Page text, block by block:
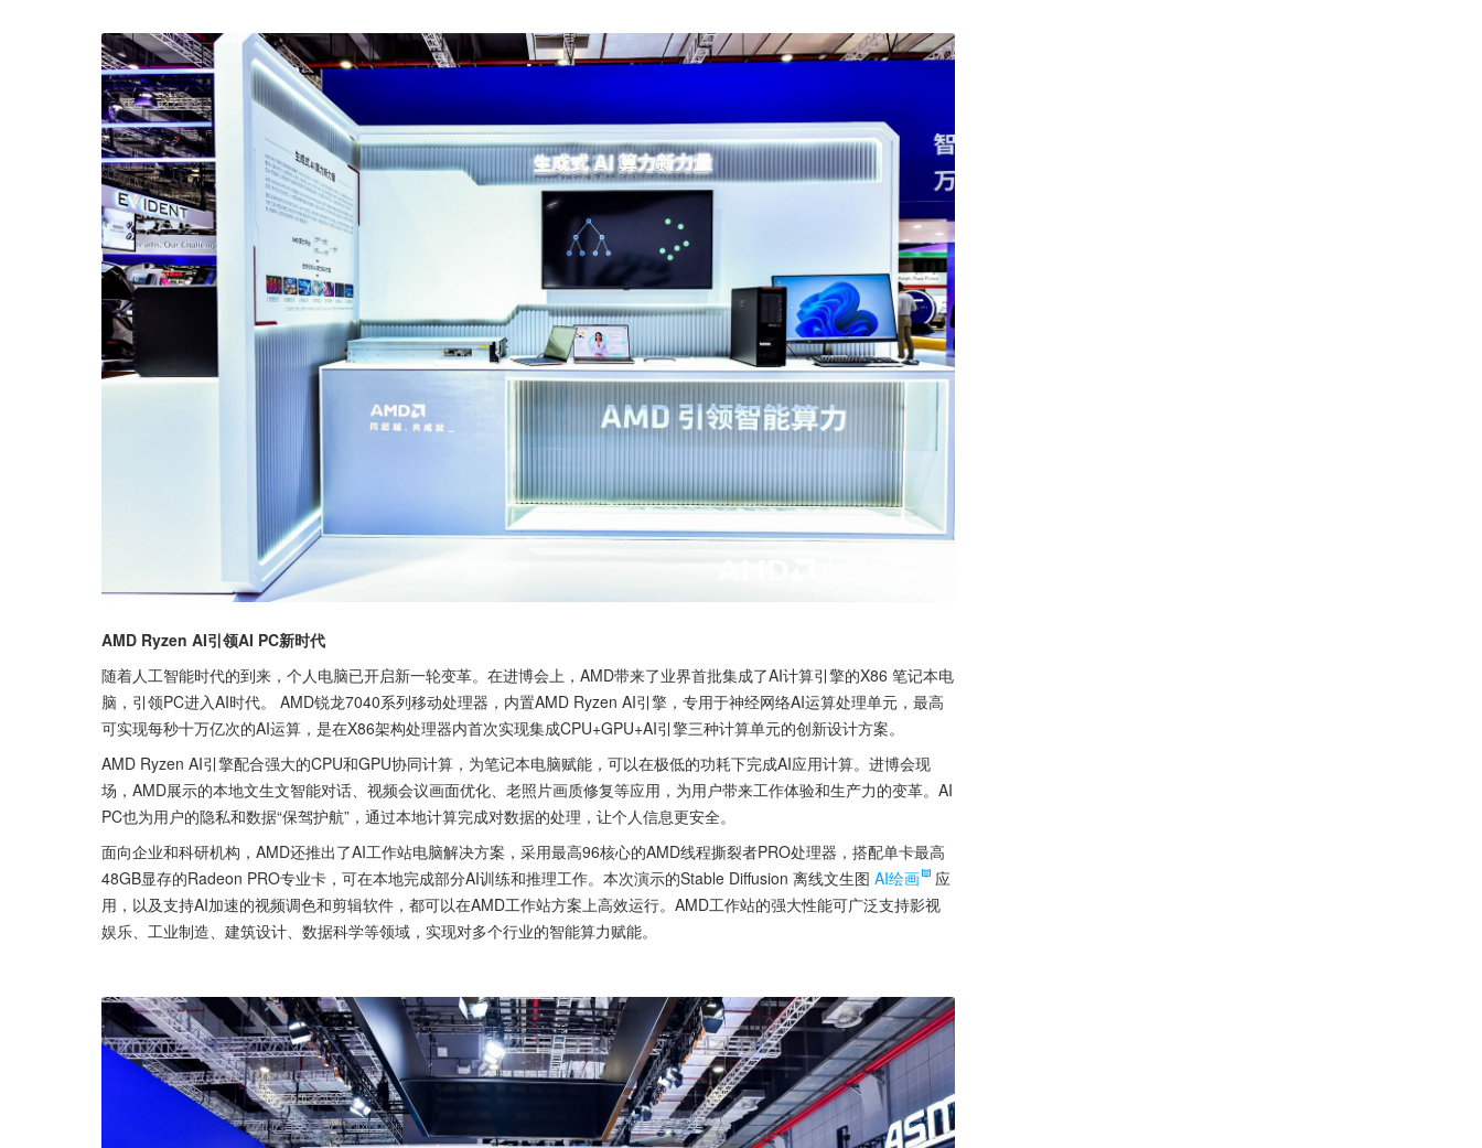
AMD Ryzen AI引领AI PC新时代
随着人工智能时代的到来，个人电脑已开启新一轮变革。在进博会上，AMD带来了业界首批集成了AI计算引擎的X86 笔记本电
脑，引领PC进入AI时代。 AMD锐龙7040系列移动处理器，内置AMD Ryzen AI引擎，专用于神经网络AI运算处理单元，最高
可实现每秒十万亿次的AI运算，是在X86架构处理器内首次实现集成CPU+GPU+AI引擎三种计算单元的创新设计方案。
AMD Ryzen AI引擎配合强大的CPU和GPU协同计算，为笔记本电脑赋能，可以在极低的功耗下完成AI应用计算。进博会现
场，AMD展示的本地文生文智能对话、视频会议画面优化、老照片画质修复等应用，为用户带来工作体验和生产力的变革。AI
PC也为用户的隐私和数据“保驾护航”，通过本地计算完成对数据的处理，让个人信息更安全。
面向企业和科研机构，AMD还推出了AI工作站电脑解决方案，采用最高96核心的AMD线程撕裂者PRO处理器，搭配单卡最高
48GB显存的Radeon PRO专业卡，可在本地完成部分AI训练和推理工作。本次演示的Stable Diffusion 离线文生图 AI绘画
应
用，以及支持AI加速的视频调色和剪辑软件，都可以在AMD工作站方案上高效运行。AMD工作站的强大性能可广泛支持影视
娱乐、工业制造、建筑设计、数据科学等领域，实现对多个行业的智能算力赋能。